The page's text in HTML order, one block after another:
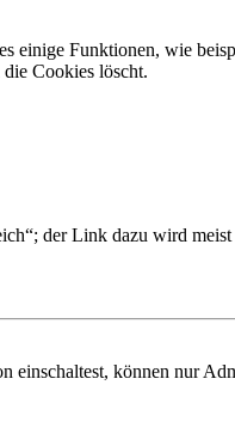
einige Funktionen, wie
Cookies löscht.
der Link dazu wird
einschaltest, können nur